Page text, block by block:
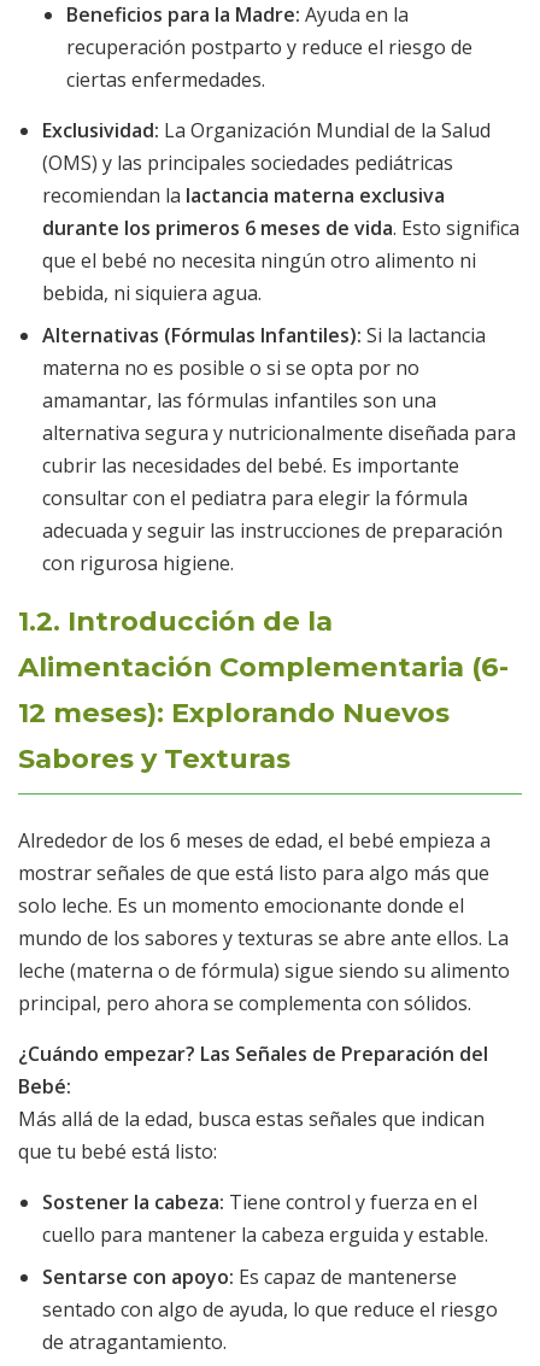
Beneficios para la Madre: Ayuda en la
recuperación postparto y reduce el riesgo de
ciertas enfermedades.
Exclusividad: La Organización Mundial de la Salud
(OMS) y las principales sociedades pediátricas
recomiendan la lactancia materna exclusiva
durante los primeros 6 meses de vida. Esto significa
que el bebé no necesita ningún otro alimento ni
bebida, ni siquiera agua.
Alternativas (Fórmulas Infantiles): Si la lactancia
materna no es posible o si se opta por no
amamantar, las fórmulas infantiles son una
alternativa segura y nutricionalmente diseñada para
cubrir las necesidades del bebé. Es importante
consultar con el pediatra para elegir la fórmula
adecuada y seguir las instrucciones de preparación
con rigurosa higiene.
1.2. Introducción de la
Alimentación Complementaria (6-
12 meses): Explorando Nuevos
Sabores y Texturas
Alrededor de los 6 meses de edad, el bebé empieza a
mostrar señales de que está listo para algo más que
solo leche. Es un momento emocionante donde el
mundo de los sabores y texturas se abre ante ellos. La
leche (materna o de fórmula) sigue siendo su alimento
principal, pero ahora se complementa con sólidos.
¿Cuándo empezar? Las Señales de Preparación del
Bebé:
Más allá de la edad, busca estas señales que indican
que tu bebé está listo:
Sostener la cabeza: Tiene control y fuerza en el
cuello para mantener la cabeza erguida y estable.
Sentarse con apoyo: Es capaz de mantenerse
sentado con algo de ayuda, lo que reduce el riesgo
de atragantamiento.